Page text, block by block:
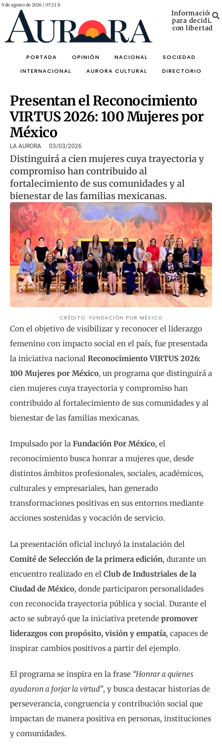
9 de agosto de 2026 | 07:11 h
Información
para decidir
con libertad
PORTADA OPINIÓN NACIONAL
SOCIEDAD
INTERNACIONAL
AURORA CULTURAL DIRECTORIO
Presentan el Reconocimiento
VIRTUS 2026: 100 Mujeres por
México
LA AURORA 03/03/2026
Distinguirá a cien mujeres cuya trayectoria y
compromiso han contribuido al
fortalecimiento de sus comunidades y al
bienestar de las familias mexicanas.
CRÉDITO: FUNDACIÓN POR MÉXICO
Con el objetivo de visibilizar y reconocer el liderazgo
femenino con impacto social en el país, fue presentada
la iniciativa nacional Reconocimiento VIRTUS 2026:
100 Mujeres por México, un programa que distinguirá a
cien mujeres cuya trayectoria y compromiso han
contribuido al fortalecimiento de sus comunidades y al
bienestar de las familias mexicanas.
Impulsado por la Fundación Por México, el
reconocimiento busca honrar a mujeres que, desde
distintos ámbitos profesionales, sociales, académicos,
culturales y empresariales, han generado
transformaciones positivas en sus entornos mediante
acciones sostenidas y vocación de servicio.
La presentación oficial incluyó la instalación del
Comité de Selección de la primera edición, durante un
encuentro realizado en el Club de Industriales de la
Ciudad de México, donde participaron personalidades
con reconocida trayectoria pública y social. Durante el
acto se subrayó que la iniciativa pretende promover
liderazgos con propósito, visión y empatía, capaces de
inspirar cambios positivos a partir del ejemplo.
El programa se inspira en la frase “Honrar a quienes
ayudaron a forjar la virtud”, y busca destacar historias de
perseverancia, congruencia y contribución social que
impactan de manera positiva en personas, instituciones
y comunidades.